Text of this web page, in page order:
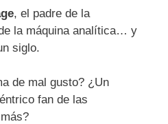
, el padre de la
la máquina analítica… y
siglo.
de mal gusto? ¿Un
fan de las